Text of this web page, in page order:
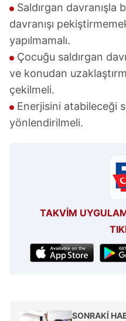
Saldırgan davranışla
davranışı
yapılmamalı.
Çocuğu saldırgan
ve konudan
çekilmeli.
Enerjisini atabileceği
yönlendirilmeli.
TAKVİM
SONRAKİ